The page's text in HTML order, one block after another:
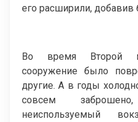
его расширили,
Во время Второй
сооружение было
другие. А в годы
совсем
неиспользуемый